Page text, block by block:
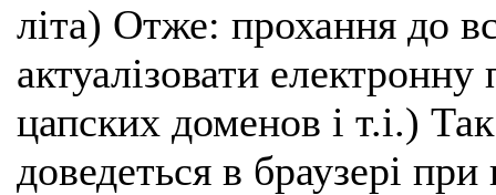
літа) Отже: прохання до
актуалізовати
цапских доменов і т.і.)
доведеться в браузері